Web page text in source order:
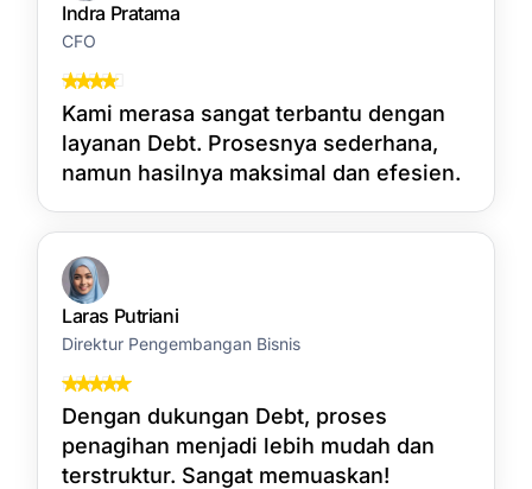
Indra Pratama
CFO
Kami merasa sangat terbantu dengan
layanan Debt. Prosesnya sederhana,
namun hasilnya maksimal dan efesien.
Laras Putriani
Direktur Pengembangan Bisnis
Dengan dukungan Debt, proses
penagihan menjadi lebih mudah dan
terstruktur. Sangat memuaskan!